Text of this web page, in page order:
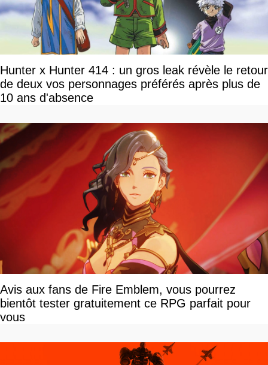
Hunter x Hunter 414 : un gros leak révèle le retour
de deux vos personnages préférés après plus de
10 ans d'absence
Avis aux fans de Fire Emblem, vous pourrez
bientôt tester gratuitement ce RPG parfait pour
vous